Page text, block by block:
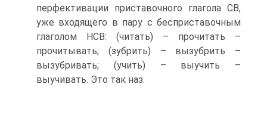
перфективации приставочного глагола СВ,
уже входящего в пару с бес­приставочным
глаголом НСВ: (читать) – прочитать –
прочитывать; (зубрить) – вызубрить –
вызубривать; (учить) – выучить –
выучивать. Это так наз.